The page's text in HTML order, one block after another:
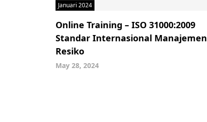
Januari 2024
Online Training – ISO 31000:2009
Standar Internasional Manajemen
Resiko
May 28, 2024